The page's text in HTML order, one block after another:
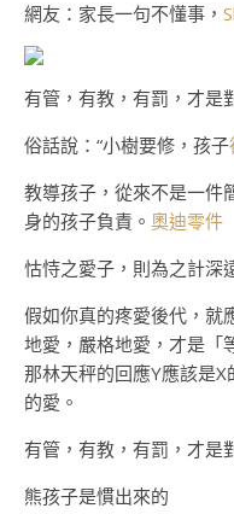
網友：家長一句不懂事，
有管，有教，有罰，才是
俗話說：“小樹要修，孩子
教導孩子，從來不是一件
身的孩子負責。 奧迪零件
怙恃之愛子，則為之計深
假如你真的疼愛後代，就
地愛，嚴格地愛，才是「
那林天秤的回應Y應該是X
的愛。
有管，有教，有罰，才是
熊孩子是慣出來的